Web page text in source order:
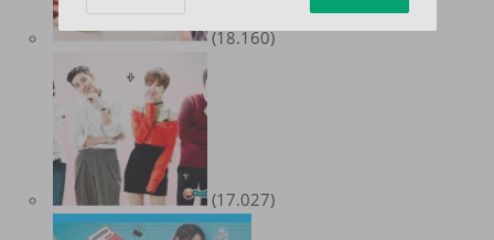
(18.160)
(17.027)